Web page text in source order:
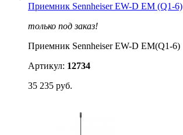
Приемник Sennheiser EW-D EM (Q1-6)
только под заказ!
Приемник Sennheiser EW-D EM(Q1-6)
Артикул: 12734
35 235 руб.